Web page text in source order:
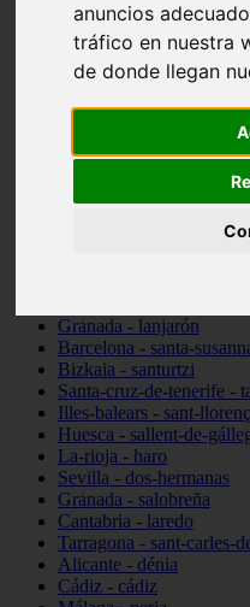
anuncios
tráfico en nuestra
de donde llegan
Córdoba - almedinilla
Navarra - zangoza
Cantabria - arenas-de-
Barcelona - la-pobla-de-
Murcia - cartagena
Madrid - nuevo-baztán
Granada - lanjarón
Barcelona - santa-
Bizkaia - santurtzi
Santa-cruz-de-tenerife -
Illes-balears - sant-
Huesca - sallent-de-
La-rioja - haro
Sevilla - dos-hermanas
Granada - salobreña
Cantabria - laredo
Tarragona - sant-carles-
Alicante - dénia
Cádiz - cádiz